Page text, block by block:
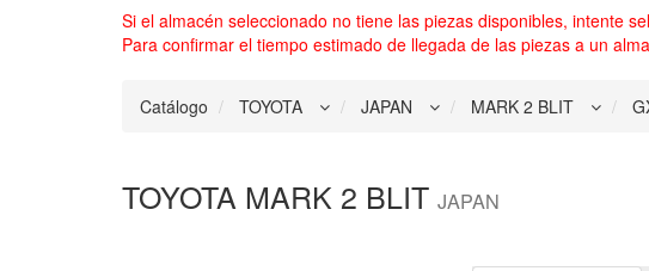
Si el almacén seleccionado no tiene las piezas disponibles, intente
Para confirmar el tiempo estimado de llegada de las piezas a un
Catálogo
TOYOTA MARK 2 BLIT JAPAN